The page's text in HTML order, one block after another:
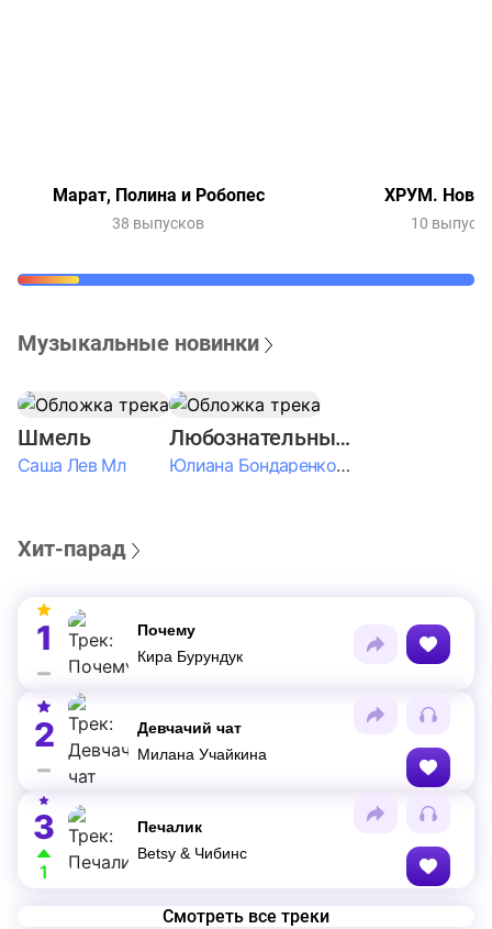
Марат, Полина и Робопес
38 выпусков
ХРУМ.
10
Музыкальные новинки
Шмель
Саша Лев Мл
Любознательные Дети
Юлиана Бондаренко & Амелия Колпакова & Егор Егоров & Валерия Шевченко & Ксюша Косичкина
Хит-парад
1
Почему
Кира Бурундук
2
Девчачий чат
Милана Учайкина
3
1
Печалик
Betsy & Чибинс
Смотреть все треки